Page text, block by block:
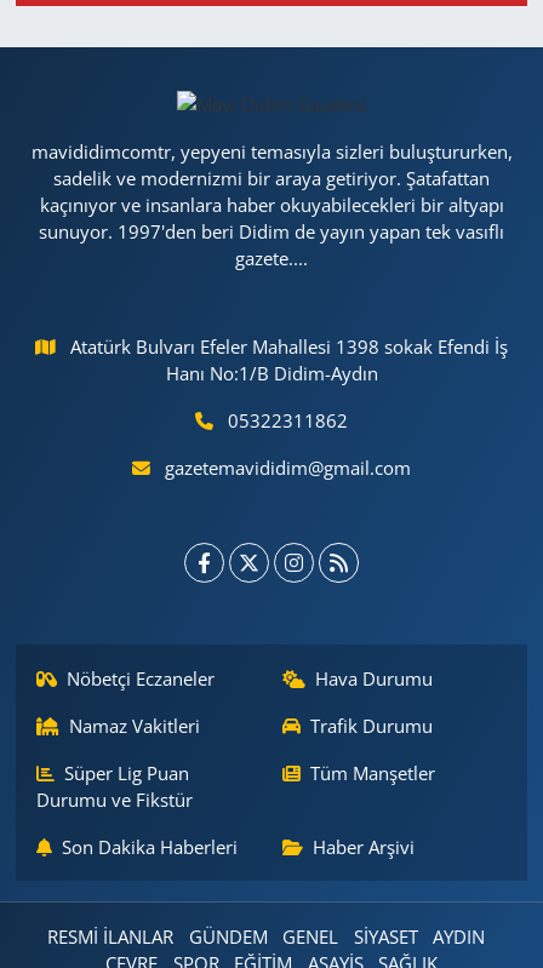
mavididimcomtr, yepyeni temasıyla sizleri buluştururken,
sadelik ve modernizmi bir araya getiriyor. Şatafattan
kaçınıyor ve insanlara haber okuyabilecekleri bir altyapı
sunuyor. 1997'den beri Didim de yayın yapan tek vasıflı
gazete....
Atatürk Bulvarı Efeler Mahallesi 1398 sokak Efendi İş
Hanı No:1/B Didim-Aydın
05322311862
gazetemavididim@gmail.com
Nöbetçi Eczaneler
Hava Durumu
Namaz Vakitleri
Trafik Durumu
Süper Lig Puan
Durumu ve Fikstür
Tüm Manşetler
Son Dakika Haberleri Haber Arşivi
RESMİ İLANLAR GÜNDEM GENEL SİYASET
AYDIN
ÇEVRE
SPOR EĞİTİM ASAYİŞ SAĞLIK